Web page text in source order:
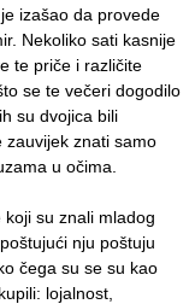
izašao da provede
Nekoliko sati kasnije
te priče i različite
se te večeri dogodilo
su dvojica bili
zauvijek znati samo
u očima.
su znali mladog
nju poštuju
čega su se su kao
lojalnost,